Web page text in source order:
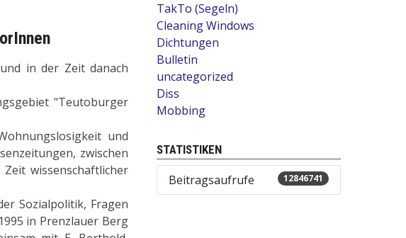
in der Zeit danach
"Teutoburger
und
zwischen
wissenschaftlicher
Sozialpolitik, Fragen
in Prenzlauer Berg
TakTo (Segeln)
Cleaning Windows
Dichtungen
Bulletin
uncategorized
Diss
Mobbing
STATISTIKEN
Beitragsaufrufe 12846741